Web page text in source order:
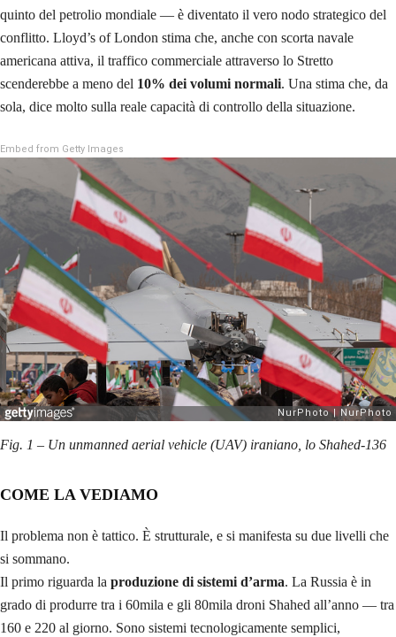
quinto del petrolio mondiale — è diventato il vero nodo strategico del
conflitto. Lloyd’s of London stima che, anche con scorta navale
americana attiva, il traffico commerciale attraverso lo Stretto
scenderebbe a meno del 10% dei volumi normali. Una stima che, da
sola, dice molto sulla reale capacità di controllo della situazione.
Embed from Getty Images
Fig. 1 – Un unmanned aerial vehicle (UAV) iraniano, lo Shahed-136
COME LA VEDIAMO
Il problema non è tattico. È strutturale, e si manifesta su due livelli che
si sommano.
Il primo riguarda la produzione di sistemi d’arma. La Russia è in
grado di produrre tra i 60mila e gli 80mila droni Shahed all’anno — tra
160 e 220 al giorno. Sono sistemi tecnologicamente semplici,